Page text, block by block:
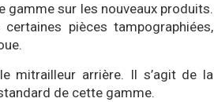
gamme sur les nouveaux produits.
pièces tampographiées,
mitrailleur arrière. Il s’agit de la
de cette gamme.